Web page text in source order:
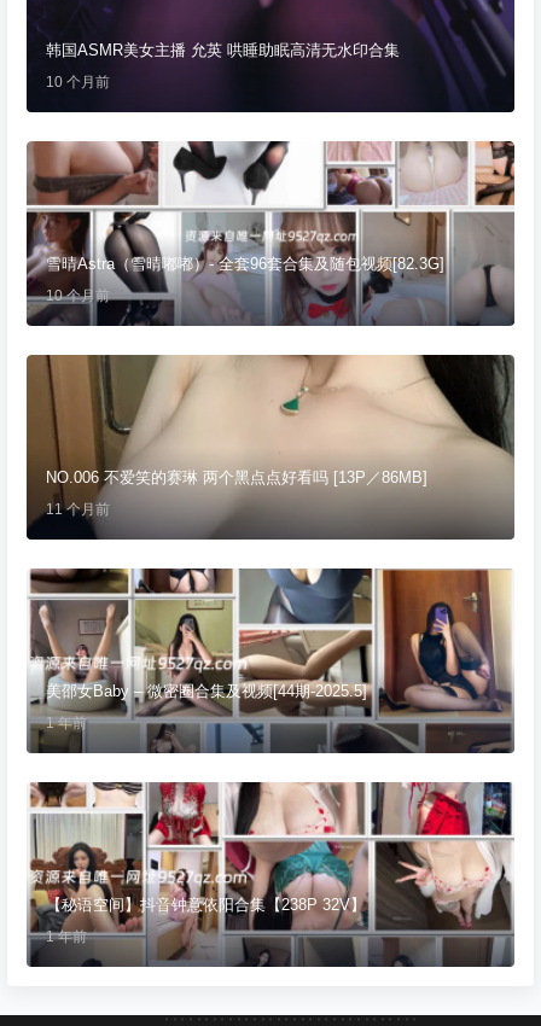
韩国ASMR美女主播 允英 哄睡助眠高清无水印合集
10 个月前
雪晴Astra（雪晴嘟嘟）- 全套96套合集及随包视频[82.3G]
10 个月前
NO.006 不爱笑的赛琳 两个黑点点好看吗 [13P／86MB]
11 个月前
美邵女Baby – 微密圈合集及视频[44期-2025.5]
1 年前
【秘语空间】抖音钟意依阳合集【238P 32V】
1 年前